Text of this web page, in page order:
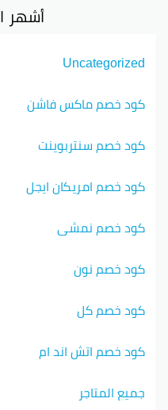
أشهر
Uncategorized
كود خصم ماكس فاشن
كود خصم سنتربوينت
كود خصم امريكان ايجل
كود خصم نمشي
كود خصم نون
كود خصم كل
كود خصم اتش اند ام
جميع المتاجر